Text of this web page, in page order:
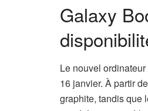
Galaxy
Le nouvel
16 janvier. À partir
graphite, tandis que